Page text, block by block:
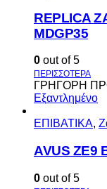
REPLICA
MDGP35
0 out of 5
ΓΡΗΓΟΡΗ
Εξαντλημένο
ΕΠΙΒΑΤΙΚΑ,
AVUS ΖΕ9
0 out of 5